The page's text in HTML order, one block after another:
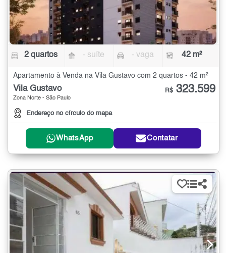
2 quartos - suíte - vaga 42 m²
Apartamento à Venda na Vila Gustavo com 2 quartos - 42 m²
Vila Gustavo
Zona Norte - São Paulo
Endereço no círculo do mapa
R$ 323.599
WhatsApp Contatar